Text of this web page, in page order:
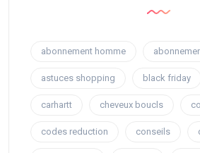
abonnement homme
astuces shopping black friday
carhartt cheveux boucls
codes reduction conseils